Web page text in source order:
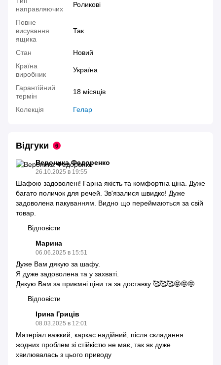
направляючих
Роликові
Повне
висування
ящика
Так
Стан
Новий
Країна
виробник
Україна
Гарантійний
термін
18 місяців
Колекція Гелар
Відгуки 6
Вероника Федоренко
26.10.2025 в 19:55
Шафою задоволені! Гарна якість та комфортна ціна. Дуже
багато поличок для речей. Зв'язалися швидко! Дуже
задоволена пакуванням. Видно що переймаються за свій
товар.
Відповісти
Марина
06.06.2025 в 15:51
Дуже Вам дякую за шафу.
Я дуже задоволена та у захваті.
Дякую Вам за приємні ціни та за доставку 🥰🥰🥰🤩🤩🤩
Відповісти
Ірина Гриців
08.03.2025 в 12:01
Матеріал важкий, каркас надійний, після складання
жодних проблем зі стійкістю не має, так як дуже
хвилювалась з цього приводу